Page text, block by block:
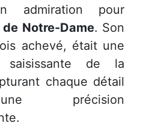
admiration pour
Notre-Dame. Son
achevé, était une
saisissante de la
chaque détail
précision